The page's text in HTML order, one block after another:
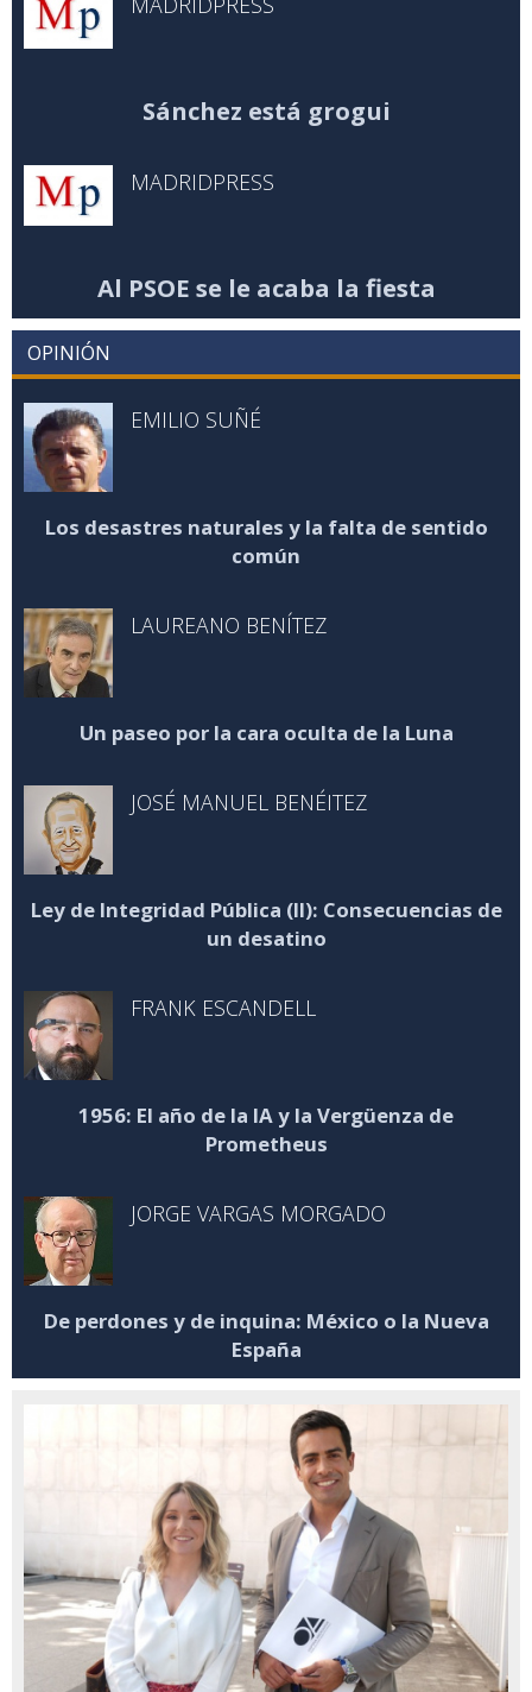
Sánchez está grogui
MADRIDPRESS
Al PSOE se le acaba la fiesta
OPINIÓN
EMILIO SUÑÉ
Los desastres naturales y la falta de sentido
común
LAUREANO BENÍTEZ
Un paseo por la cara oculta de la Luna
JOSÉ MANUEL BENÉITEZ
Ley de Integridad Pública (II): Consecuencias de
un desatino
FRANK ESCANDELL
1956: El año de la IA y la Vergüenza de
Prometheus
JORGE VARGAS MORGADO
De perdones y de inquina: México o la Nueva
España